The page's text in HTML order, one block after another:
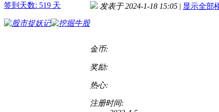
签到天数: 519 天 发表于 2024-1-18 15:05 | 显示全部
金币:
奖励:
热心:
注册时间: